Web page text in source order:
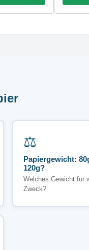
⚖️
Papiergewicht:
120g?
Welches Gewicht für
Zweck?